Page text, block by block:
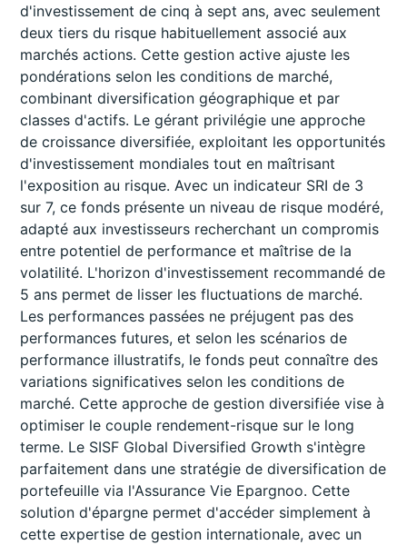
d'investissement de cinq à sept ans, avec seulement
deux tiers du risque habituellement associé aux
marchés actions. Cette gestion active ajuste les
pondérations selon les conditions de marché,
combinant diversification géographique et par
classes d'actifs. Le gérant privilégie une approche
de croissance diversifiée, exploitant les opportunités
d'investissement mondiales tout en maîtrisant
l'exposition au risque. Avec un indicateur SRI de 3
sur 7, ce fonds présente un niveau de risque modéré,
adapté aux investisseurs recherchant un compromis
entre potentiel de performance et maîtrise de la
volatilité. L'horizon d'investissement recommandé de
5 ans permet de lisser les fluctuations de marché.
Les performances passées ne préjugent pas des
performances futures, et selon les scénarios de
performance illustratifs, le fonds peut connaître des
variations significatives selon les conditions de
marché. Cette approche de gestion diversifiée vise à
optimiser le couple rendement-risque sur le long
terme. Le SISF Global Diversified Growth s'intègre
parfaitement dans une stratégie de diversification de
portefeuille via l'Assurance Vie Epargnoo. Cette
solution d'épargne permet d'accéder simplement à
cette expertise de gestion internationale, avec un